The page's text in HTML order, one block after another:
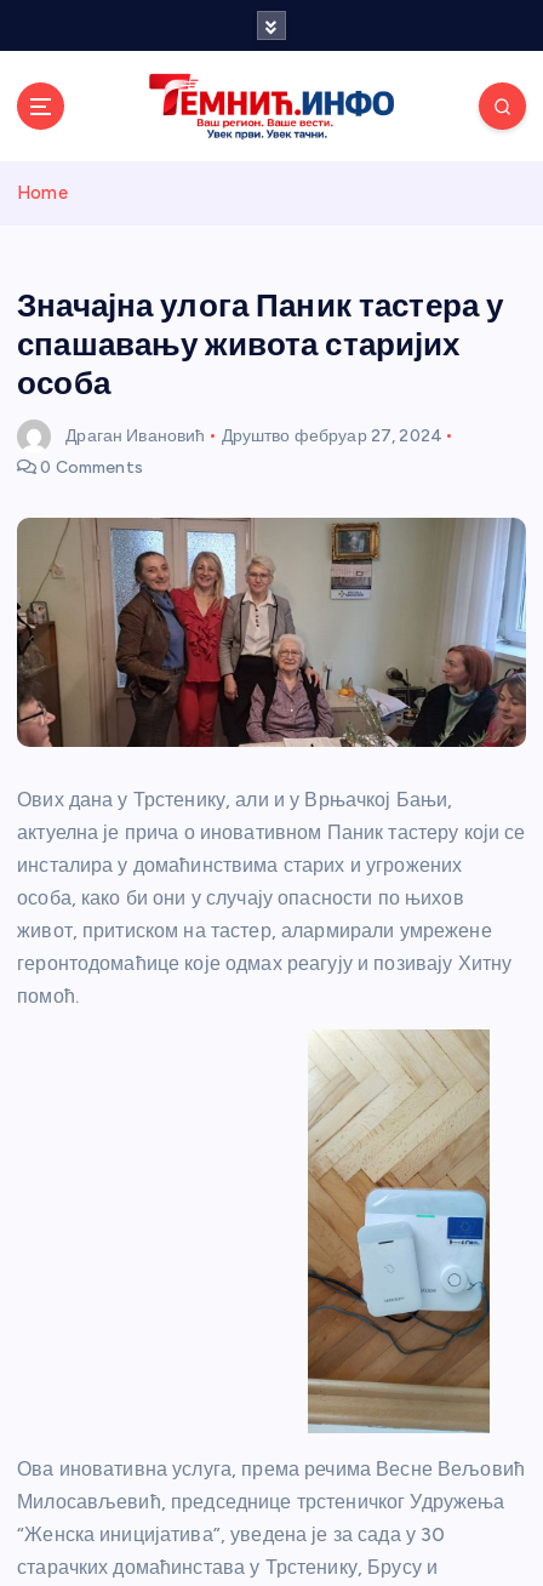
и портал
Home
Значајна улога Паник тастера у
спашавању живота старијих
особа
Драган Ивановић Друштво фебруар 27, 2024
0 Comments
Ових дана у Трстенику, али и у Врњачкој Бањи,
актуелна је прича о иновативном Паник тастеру који се
инсталира у домаћинствима старих и угрожених
особа, како би они у случају опасности по њихов
живот, притиском на тастер, алармирали умрежене
геронтодомаћице које одмах реагују и позивају Хитну
помоћ.
Ова иновативна услуга, према речима Весне Вељовић
Милосављевић, председнице трстеничког Удружења
“Женска иницијатива”, уведена је за сада у 30
старачких домаћинстава у Трстенику, Брусу и